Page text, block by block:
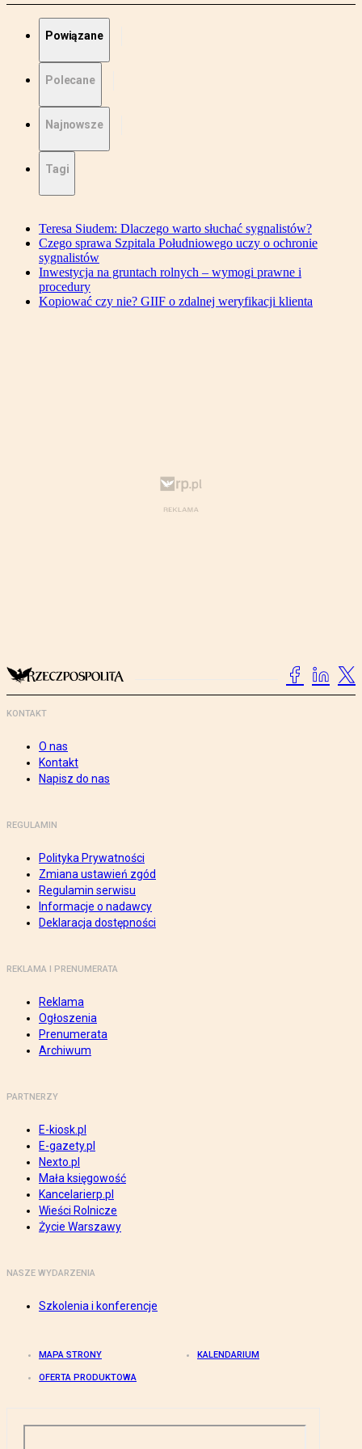
Powiązane
Polecane
Najnowsze
Tagi
Teresa Siudem: Dlaczego warto słuchać sygnalistów?
Czego sprawa Szpitala Południowego uczy o ochronie
sygnalistów
Inwestycja na gruntach rolnych – wymogi prawne i
procedury
Kopiować czy nie? GIIF o zdalnej weryfikacji klienta
KONTAKT
O nas
Kontakt
Napisz do nas
REGULAMIN
Polityka Prywatności
Zmiana ustawień zgód
Regulamin serwisu
Informacje o nadawcy
Deklaracja dostępności
REKLAMA I PRENUMERATA
Reklama
Ogłoszenia
Prenumerata
Archiwum
PARTNERZY
E-kiosk.pl
E-gazety.pl
Nexto.pl
Mała księgowość
Kancelarierp.pl
Wieści Rolnicze
Życie Warszawy
NASZE WYDARZENIA
Szkolenia i konferencje
MAPA STRONY KALENDARIUM
OFERTA PRODUKTOWA